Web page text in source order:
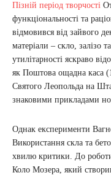
Пізній період творчості
функціональності та
відмовився від зайвого
матеріали – скло, залізо
утилітарності яскраво
як Поштова ощадна каса
Святого Леопольда на
знаковими прикладами
Однак експерименти
Використання скла та
хвилю критики. До
Коло Мозера, який